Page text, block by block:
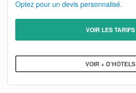
Optez pour un devis personnalisé.
VOIR LES TARIFS
VOIR + D'HÔTELS